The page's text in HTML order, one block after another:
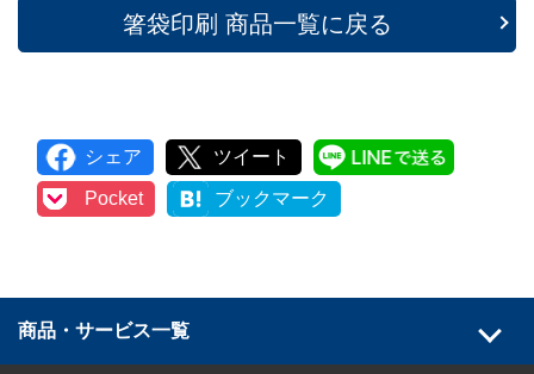
箸袋印刷 商品一覧に戻る
シェア ツイート
Pocket ブックマーク
商品・サービス一覧